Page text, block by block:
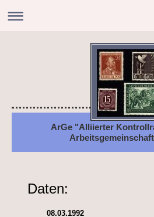
ArGe "Alliierter
Daten:
08.03.1992